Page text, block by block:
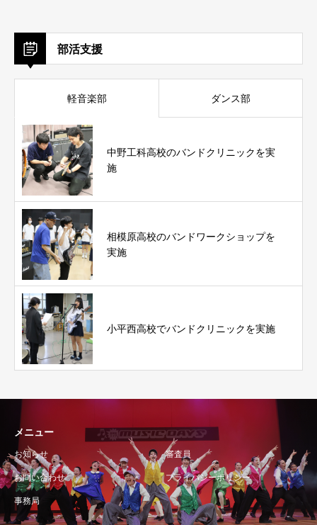
部活支援
軽音楽部 ダンス部
中野工科高校のバンドクリニックを実
施
相模原高校のバンドワークショップを
実施
小平西高校でバンドクリニックを実施
メニュー
お知らせ 審査員
お問い合わせ プライバシーポリシー
事務局